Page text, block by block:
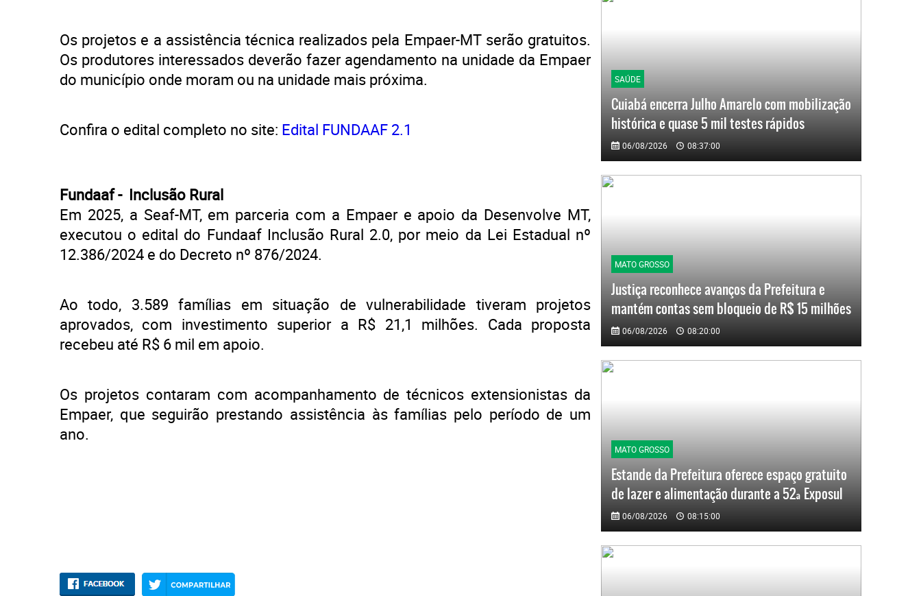
Os projetos e a assistência técnica realizados pela Empaer-MT serão gratuitos.
Os produtores interessados deverão fazer agendamento na unidade da Empaer
do município onde moram ou na unidade mais próxima.
Confira o edital completo no site: Edital FUNDAAF 2.1
Fundaaf - Inclusão Rural
Em 2025, a Seaf-MT, em parceria com a Empaer e apoio da Desenvolve MT,
executou o edital do Fundaaf Inclusão Rural 2.0, por meio da Lei Estadual nº
12.386/2024 e do Decreto nº 876/2024.
Ao todo, 3.589 famílias em situação de vulnerabilidade tiveram projetos
aprovados, com investimento superior a R$ 21,1 milhões. Cada proposta
recebeu até R$ 6 mil em apoio.
Os projetos contaram com acompanhamento de técnicos extensionistas da
Empaer, que seguirão prestando assistência às famílias pelo período de um
ano.
SAÚDE
Cuiabá encerra Julho Amarelo com mobilização
histórica e quase 5 mil testes rápidos
06/08/2026 08:37:00
MATO GROSSO
Justiça reconhece avanços da Prefeitura e
mantém contas sem bloqueio de R$ 15 milhões
06/08/2026 08:20:00
MATO GROSSO
Estande da Prefeitura oferece espaço gratuito
de lazer e alimentação durante a 52ª Exposul
06/08/2026 08:15:00